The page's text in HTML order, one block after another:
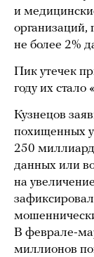
и
организаций,
не более 2%
Пик утечек
году их
Кузнецов
похищенных у
250
данных или
на
В феврале-
миллионов